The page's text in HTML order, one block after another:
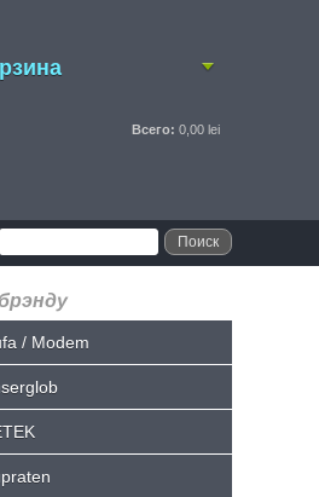
Всего: 0,00 lei
/ Modem